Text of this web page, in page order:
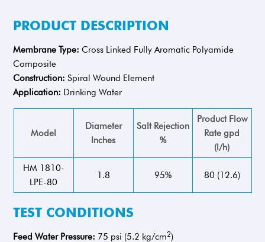
PRODUCT DESCRIPTION
Membrane Type: Cross Linked Fully Aromatic Polyamide
Composite
Construction: Spiral Wound Element
Application: Drinking Water
Model
Diameter
Inches
Salt Rejection
%
Product Flow
Rate gpd
(l/h)
HM 1810-
LPE-80
1.8 95% 80 (12.6)
TEST CONDITIONS
Feed Water Pressure: 75 psi (5.2 kg/cm2)